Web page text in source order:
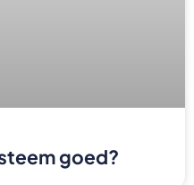
goed?